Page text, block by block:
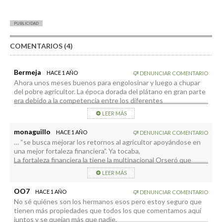
PUBLICIDAD
COMENTARIOS (4)
Bermeja HACE 1 AÑO DENUNCIAR COMENTARIO
Ahora unos meses buenos para engolosinar y luego a chupar
del pobre agricultor. La época dorada del plátano en gran parte
era debido a la competencia entre los diferentes
empaquetados y receptores, y el beneficiario era el agricultor,
ya eso no existe y cuando llega el monopolio te dan lo justito
mismos agricultores han permitido, de lo que siembras
recoges, y eso quien mejor lo sabe es un agricultor
LEER MÁS
monaguillo HACE 1 AÑO DENUNCIAR COMENTARIO
… “se busca mejorar los retornos al agricultor apoyándose en
una mejor fortaleza financiera”. Ya tocaba,
La fortaleza financiera la tiene la multinacional Orseró que
tiene la total propiedad del Grupo Fernández. Mejor explicar
que Cupalma se compromete, porque no le queda otra, a
justamente por la debilidad financiera de Cupalma.
Y cierto , deben mejorar el retorno al agricultor porque llevan
años siendo los que menos pagan la fruta a sus socios,
LEER MÁS
OO7 HACE 1 AÑO DENUNCIAR COMENTARIO
No sé quiénes son los hermanos esos pero estoy seguro que
tienen más propiedades que todos los que comentamos aquí
juntos y se quejan más que nadie.